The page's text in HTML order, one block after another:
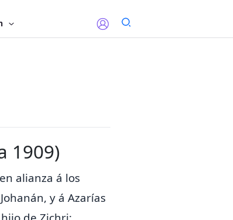
1909)
alianza á los
y á Azarías